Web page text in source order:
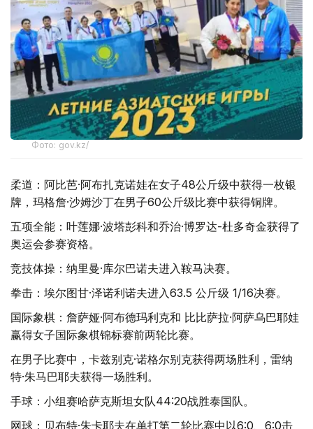
Фото: gov.kz/
柔道：阿比芭·阿布扎克诺娃在女子48公斤级中获得一枚银
牌，玛格詹·沙姆沙丁在男子60公斤级比赛中获得铜牌。
五项全能：叶莲娜·波塔彭科和乔治·博罗达-杜多奇金获得了
奥运会参赛资格。
竞技体操：纳里曼·库尔巴诺夫进入鞍马决赛。
拳击：埃尔图甘·泽诺利诺夫进入63.5 公斤级 1/16决赛。
国际象棋：詹萨娅·阿布德玛利克和 比比萨拉·阿萨乌巴耶娃
赢得女子国际象棋锦标赛前两轮比赛。
在男子比赛中，卡兹别克·诺格尔别克获得两场胜利，雷纳
特·朱马巴耶夫获得一场胜利。
手球：小组赛哈萨克斯坦女队44:20战胜泰国队。
网球：贝布特·朱卡耶夫在单打第二轮比赛中以6:0、6:0击